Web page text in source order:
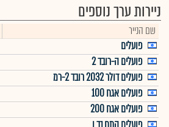
ניירות ערך נוספים
שם הנייר
פועלים
פועלים ה-רובד 2
פועלים דולר 2032 רובד 2-רמ
פועלים אגח 100
פועלים אגח 200